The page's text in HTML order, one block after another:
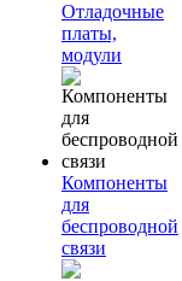
Отладочные
платы,
модули
Компоненты
для
беспроводной
связи